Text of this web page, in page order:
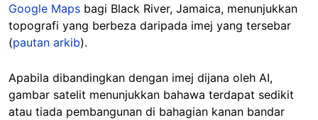
Google Maps bagi Black River, Jamaica, menunjukkan
topografi yang berbeza daripada imej yang tersebar
(pautan arkib).
Apabila dibandingkan dengan imej dijana oleh AI,
gambar satelit menunjukkan bahawa terdapat sedikit
atau tiada pembangunan di bahagian kanan bandar